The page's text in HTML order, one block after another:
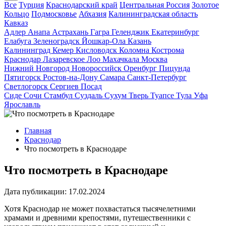
Все Турция Краснодарский край Центральная Россия Золотое
Кольцо Подмосковье Абхазия Калининградская область
Кавказ
Адлер Анапа Астрахань Гагра Геленджик Екатеринбург
Елабуга Зеленоградск Йошкар-Ола Казань
Калининград Кемер Кисловодск Коломна Кострома
Краснодар Лазаревское Лоо Махачкала Москва
Нижний Новгород Новороссийск Оренбург Пицунда
Пятигорск Ростов-на-Дону Самара Санкт-Петербург
Светлогорск Сергиев Посад
Сиде Сочи Стамбул Суздаль Сухум Тверь Туапсе Тула Уфа
Ярославль
Главная
Краснодар
Что посмотреть в Краснодаре
Что посмотреть в Краснодаре
Дата публикации: 17.02.2024
Хотя Краснодар не может похвастаться тысячелетними
храмами и древними крепостями, путешественники с